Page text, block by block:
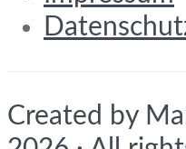
Created by